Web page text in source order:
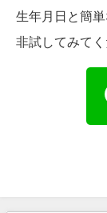
生年月日と簡
非試してみてく